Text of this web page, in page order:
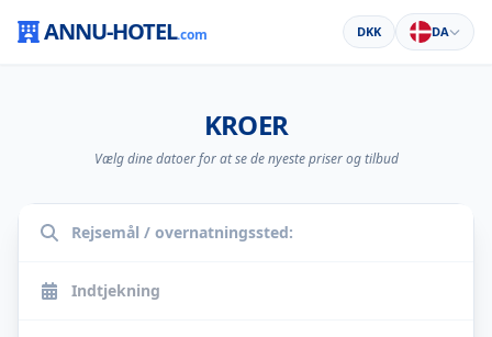
ANNU-HOTEL.com DKK DA
KROER
Vælg dine datoer for at se de nyeste priser og tilbud